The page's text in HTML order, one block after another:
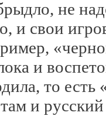
не
свои
и
то есть
и